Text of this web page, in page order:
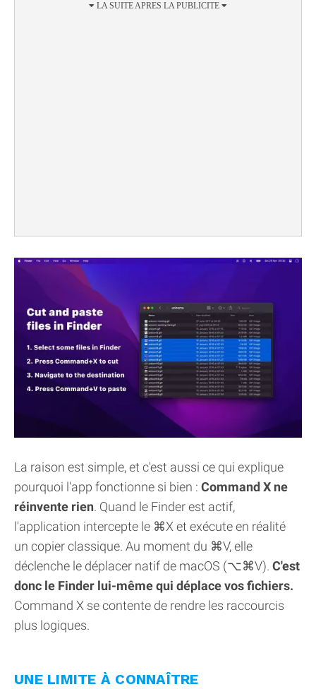
La raison est simple, et c'est aussi ce qui explique
pourquoi l'app fonctionne si bien : Command X ne
réinvente rien. Quand le Finder est actif,
l'application intercepte le ⌘X et exécute en réalité
un copier classique. Au moment du ⌘V, elle
déclenche le déplacer natif de macOS (⌥⌘V). C'est
donc le Finder lui-même qui déplace vos fichiers.
Command X se contente de rendre les raccourcis
plus logiques.
UNE LIMITE À CONNAÎTRE